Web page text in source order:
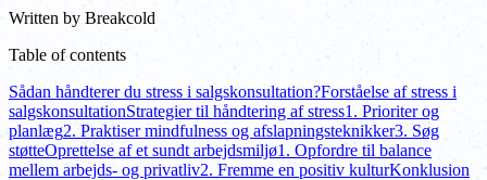
Written by Breakcold
Table of contents
Sådan håndterer du stress i salgskonsultation?Forståelse af stress i
salgskonsultationStrategier til håndtering af stress1. Prioriter og
planlæg2. Praktiser mindfulness og afslapningsteknikker3. Søg
støtteOprettelse af et sundt arbejdsmiljø1. Opfordre til balance
mellem arbejds- og privatliv2. Fremme en positiv kulturKonklusion